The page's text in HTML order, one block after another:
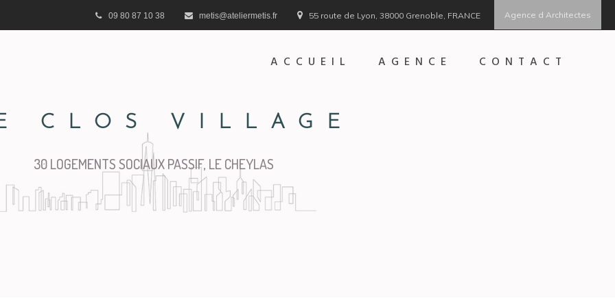
09 80 87 10 38 metis@ateliermetis.fr 55 route de Lyon, 38000 Grenoble, FRANCE Agence d Architectes
ACCUEIL AGENCE CONTACT
CLOS VILLAGE
30 LOGEMENTS SOCIAUX PASSIF, LE CHEYLAS